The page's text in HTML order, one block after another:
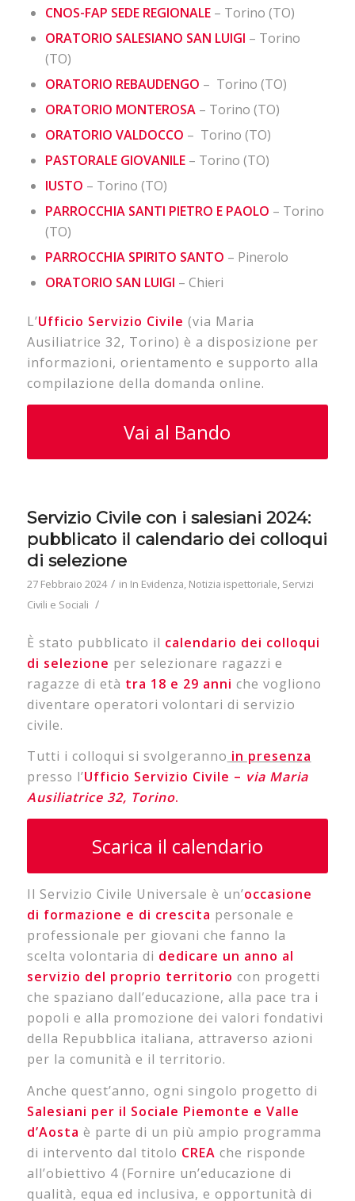
CNOS-FAP SEDE REGIONALE– Torino (TO)
ORATORIO SALESIANO SAN LUIGI – Torino
(TO)
ORATORIO REBAUDENGO – Torino (TO)
ORATORIO MONTEROSA– Torino (TO)
ORATORIO VALDOCCO – Torino (TO)
PASTORALE GIOVANILE– Torino (TO)
IUSTO – Torino (TO)
PARROCCHIA SANTI PIETRO E PAOLO – Torino
(TO)
PARROCCHIA SPIRITO SANTO – Pinerolo
ORATORIO SAN LUIGI – Chieri
L’Ufficio Servizio Civile (via Maria
Ausiliatrice 32, Torino) è a disposizione per
informazioni, orientamento e supporto alla
compilazione della domanda online.
Vai al Bando
Servizio Civile con i salesiani 2024:
pubblicato il calendario dei colloqui
di selezione
27 Febbraio 2024 / in In Evidenza, Notizia ispettoriale, Servizi
Civili e Sociali /
È stato pubblicato il calendario dei colloqui
di selezione per selezionare ragazzi e
ragazze di età tra 18 e 29 anni che vogliono
diventare operatori volontari di servizio
civile.
Tutti i colloqui si svolgeranno in presenza
presso l’Ufficio Servizio Civile – via Maria
Ausiliatrice 32, Torino.
Scarica il calendario
Il Servizio Civile Universale è un’occasione
di formazione e di crescita personale e
professionale per giovani che fanno la
scelta volontaria di dedicare un anno al
servizio del proprio territorio con progetti
che spaziano dall’educazione, alla pace tra i
popoli e alla promozione dei valori fondativi
della Repubblica italiana, attraverso azioni
per la comunità e il territorio.
Anche quest’anno, ogni singolo progetto di
Salesiani per il Sociale Piemonte e Valle
d’Aosta è parte di un più ampio programma
di intervento dal titolo CREA che risponde
all’obiettivo 4 (Fornire un’educazione di
qualità, equa ed inclusiva, e opportunità di